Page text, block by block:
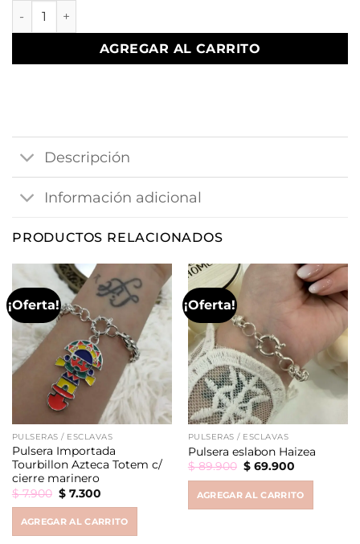
Pulsera con dije medallon espiritu santo cantidad
AGREGAR AL CARRITO
Descripción
Información adicional
PRODUCTOS RELACIONADOS
¡Oferta!
PULSERAS / ESCLAVAS
Pulsera Importada
Tourbillon Azteca Totem c/
cierre marinero
$7.900 Original
price
$ 7.900.
$7.300Current
$ 7.300.
AGREGAR AL CARRITO
¡Oferta!
PULSERAS / ESCLAVAS
Pulsera eslabon Haizea
$89.900 Original
price
$ 89.900.
$69.900Current
$ 69.900.
AGREGAR AL CARRITO